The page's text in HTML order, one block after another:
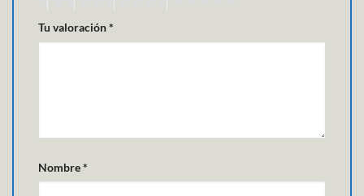
Tu valoración*
Nombre*